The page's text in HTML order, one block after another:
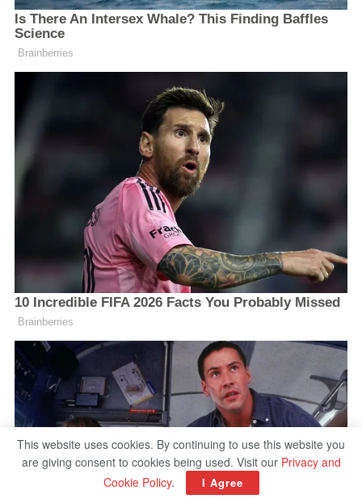
This website uses cookies. By continuing to use this website you
are giving consent to cookies being used. Visit our Privacy and
Cookie Policy. I Agree